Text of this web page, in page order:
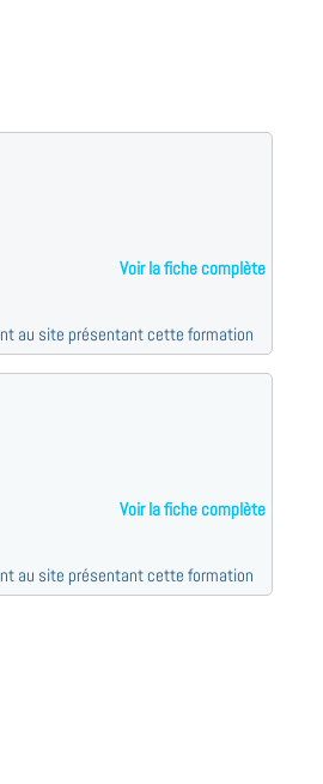
Voir la fiche complète
au site présentant cette formation
Voir la fiche complète
au site présentant cette formation